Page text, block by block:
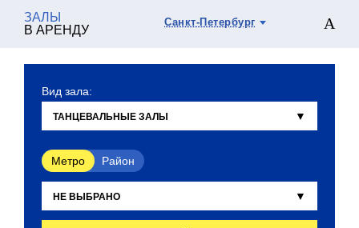
ЗАЛЫ
В АРЕНДУ
Санкт-Петербург
Вид зала:
Метро Район